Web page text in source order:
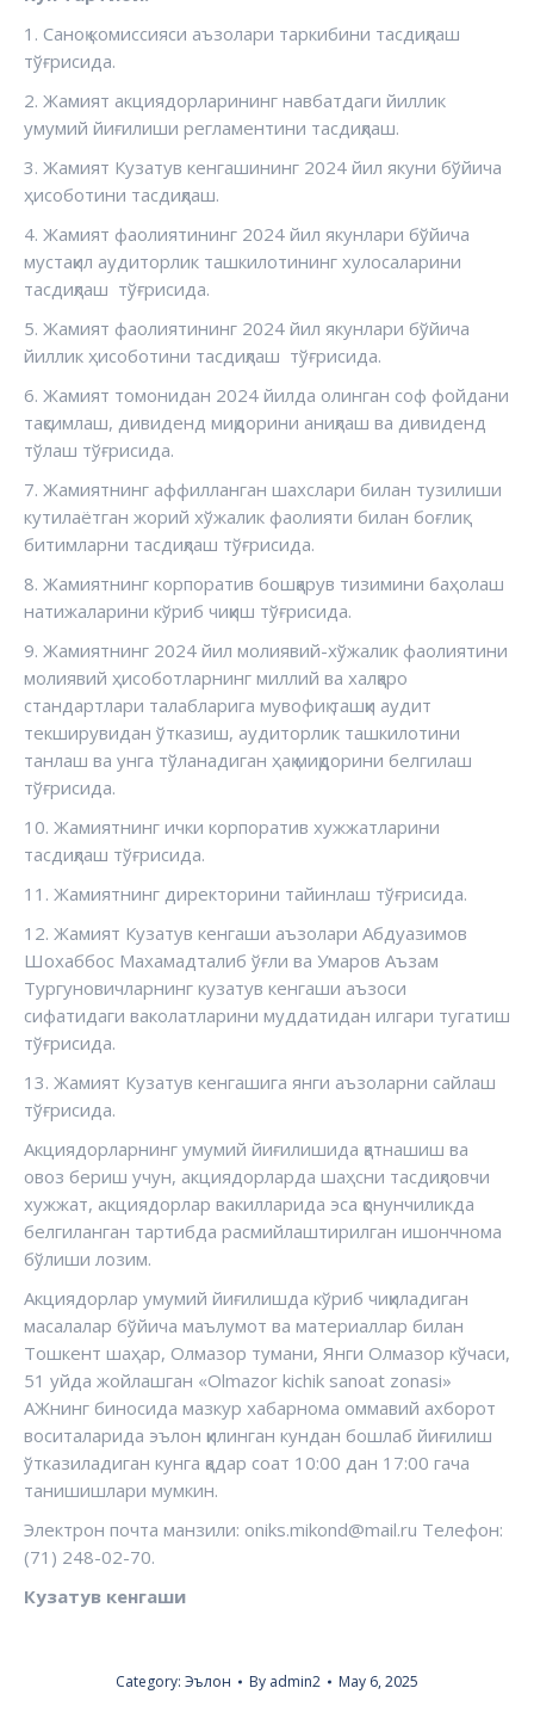
1. Саноқ комиссияси аъзолари таркибини тасдиқлаш
тўғрисида.
2. Жамият акциядорларининг навбатдаги йиллик
умумий йиғилиши регламентини тасдиқлаш.
3. Жамият Кузатув кенгашининг 2024 йил якуни бўйича
ҳисоботини тасдиқлаш.
4. Жамият фаолиятининг 2024 йил якунлари бўйича
мустақил аудиторлик ташкилотининг хулосаларини
тасдиқлаш тўғрисида.
5. Жамият фаолиятининг 2024 йил якунлари бўйича
йиллик ҳисоботини тасдиқлаш тўғрисида.
6. Жамият томонидан 2024 йилда олинган соф фойдани
тақсимлаш, дивиденд миқдорини аниқлаш ва дивиденд
тўлаш тўғрисида.
7. Жамиятнинг аффилланган шахслари билан тузилиши
кутилаётган жорий хўжалик фаолияти билан боғлиқ
битимларни тасдиқлаш тўғрисида.
8. Жамиятнинг корпоратив бошқарув тизимини баҳолаш
натижаларини кўриб чиқиш тўғрисида.
9. Жамиятнинг 2024 йил молиявий-хўжалик фаолиятини
молиявий ҳисоботларнинг миллий ва халқаро
стандартлари талабларига мувофиқ ташқи аудит
текширувидан ўтказиш, аудиторлик ташкилотини
танлаш ва унга тўланадиган ҳақ миқдорини белгилаш
тўғрисида.
10. Жамиятнинг ички корпоратив хужжатларини
тасдиқлаш тўғрисида.
11. Жамиятнинг директорини тайинлаш тўғрисида.
12. Жамият Кузатув кенгаши аъзолари Абдуазимов
Шохаббос Махамадталиб ўғли ва Умаров Аъзам
Тургуновичларнинг кузатув кенгаши аъзоси
сифатидаги ваколатларини муддатидан илгари тугатиш
тўғрисида.
13. Жамият Кузатув кенгашига янги аъзоларни сайлаш
тўғрисида.
Акциядорларнинг умумий йиғилишида қатнашиш ва
овоз бериш учун, акциядорларда шаҳсни тасдиқловчи
хужжат, акциядорлар вакилларида эса қонунчиликда
белгиланган тартибда расмийлаштирилган ишончнома
бўлиши лозим.
Акциядорлар умумий йиғилишда кўриб чиқиладиган
масалалар бўйича маълумот ва материаллар билан
Тошкент шаҳар, Олмазор тумани, Янги Олмазор кўчаси,
51 уйда жойлашган «Olmazor kichik sanoat zonasi»
АЖнинг биносида мазкур хабарнома оммавий ахборот
воситаларида эълон қилинган кундан бошлаб йиғилиш
ўтказиладиган кунга қадар соат 10:00 дан 17:00 гача
танишишлари мумкин.
Электрон почта манзили: oniks.mikond@mail.ru Телефон:
(71) 248-02-70.
Кузатув кенгаши
Category: Эълон By admin2 May 6, 2025